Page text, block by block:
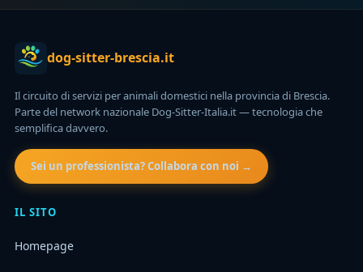
dog-sitter-brescia.it
Il circuito di servizi per animali domestici nella provincia di Brescia.
Parte del network nazionale Dog-Sitter-Italia.it — tecnologia che
semplifica davvero.
Sei un professionista? Collabora con noi →
IL SITO
Homepage